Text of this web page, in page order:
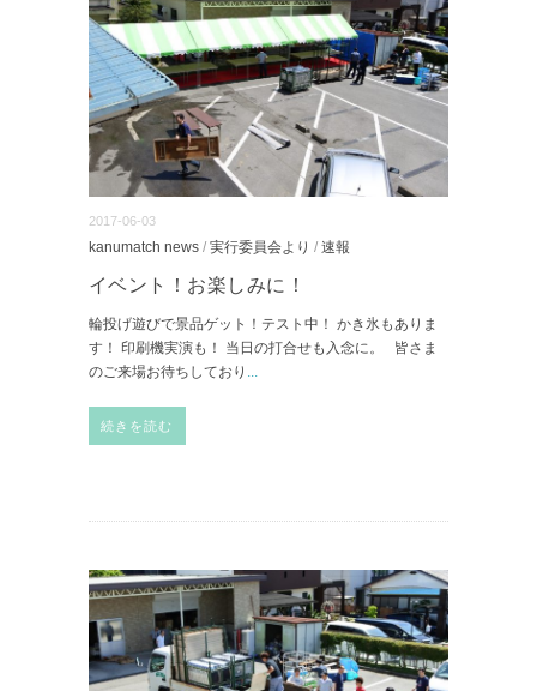
2017-06-03
kanumatch news / 実行委員会より / 速報
イベント！お楽しみに！
輪投げ遊びで景品ゲット！テスト中！ かき氷もありま
す！ 印刷機実演も！ 当日の打合せも入念に。 皆さま
のご来場お待ちしており ...
続きを読む